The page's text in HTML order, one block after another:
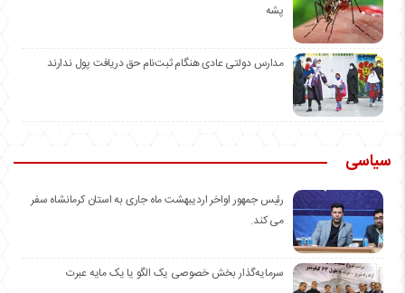
پشه
مدارس دولتی عادی هنگام ثبت‌نام حق دریافت پول ندارند
سیاسی
رئیس جمهور اواخر اردیبهشت ماه جاری به استان کرمانشاه سفر
می کند.
سرمایه‌گذار بخش خصوصی یک الگو یا یک مایه عبرت